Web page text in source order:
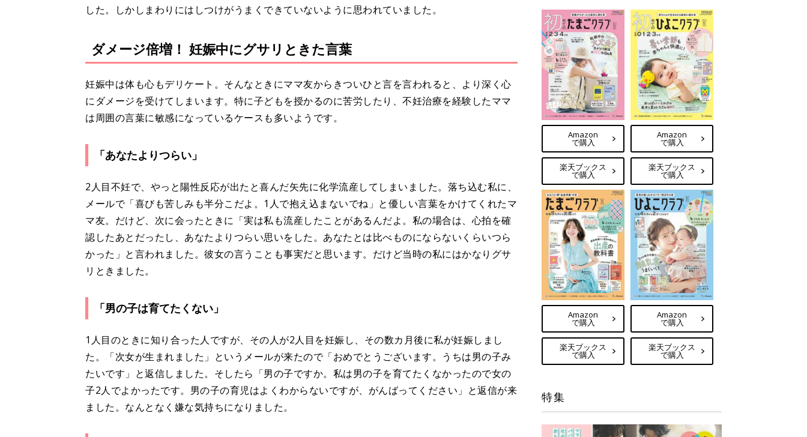
した。しかしまわりにはしつけがうまくできていないように思われていました。
ダメージ倍増！ 妊娠中にグサリときた言葉
妊娠中は体も心もデリケート。そんなときにママ友からきついひと言を言われると、より深く心
にダメージを受けてしまいます。特に子どもを授かるのに苦労したり、不妊治療を経験したママ
は周囲の言葉に敏感になっているケースも多いようです。
「あなたよりつらい」
2人目不妊で、やっと陽性反応が出たと喜んだ矢先に化学流産してしまいました。落ち込む私に、
メールで「喜びも苦しみも半分こだよ。1人で抱え込まないでね」と優しい言葉をかけてくれたマ
マ友。だけど、次に会ったときに「実は私も流産したことがあるんだよ。私の場合は、心拍を確
認したあとだったし、あなたよりつらい思いをした。あなたとは比べものにならないくらいつら
かった」と言われました。彼女の言うことも事実だと思います。だけど当時の私にはかなりグサ
リときました。
「男の子は育てたくない」
1人目のときに知り合った人ですが、その人が2人目を妊娠し、その数カ月後に私が妊娠しまし
た。「次女が生まれました」というメールが来たので「おめでとうございます。うちは男の子み
たいです」と返信しました。そしたら「男の子ですか。私は男の子を育てたくなかったので女の
子2人でよかったです。男の子の育児はよくわからないですが、がんばってください」と返信が来
ました。なんとなく嫌な気持ちになりました。
Amazon
で購入
楽天ブックス
で購入
Amazon
で購入
楽天ブックス
で購入
Amazon
で購入
楽天ブックス
で購入
Amazon
で購入
楽天ブックス
で購入
特集